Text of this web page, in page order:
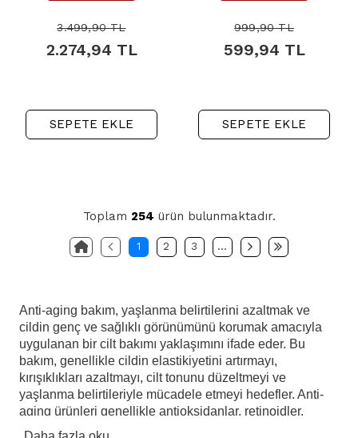
3.499,90TL
2.274,94 TL
SEPETE EKLE
999,90TL
599,94 TL
SEPETE EKLE
Toplam 254 ürün bulunmaktadır.
1 2 3 …
Anti-aging bakım, yaşlanma belirtilerini azaltmak ve
cildin genç ve sağlıklı görünümünü korumak amacıyla
uygulanan bir cilt bakımı yaklaşımını ifade eder. Bu
bakım, genellikle cildin elastikiyetini artırmayı,
kırışıklıkları azaltmayı, cilt tonunu düzeltmeyi ve
yaşlanma belirtileriyle mücadele etmeyi hedefler. Anti-
aging ürünleri genellikle antioksidanlar, retinoidler,
peptidler, hyaluronik asit ve diğer etkili içerikleri içerir. Bu